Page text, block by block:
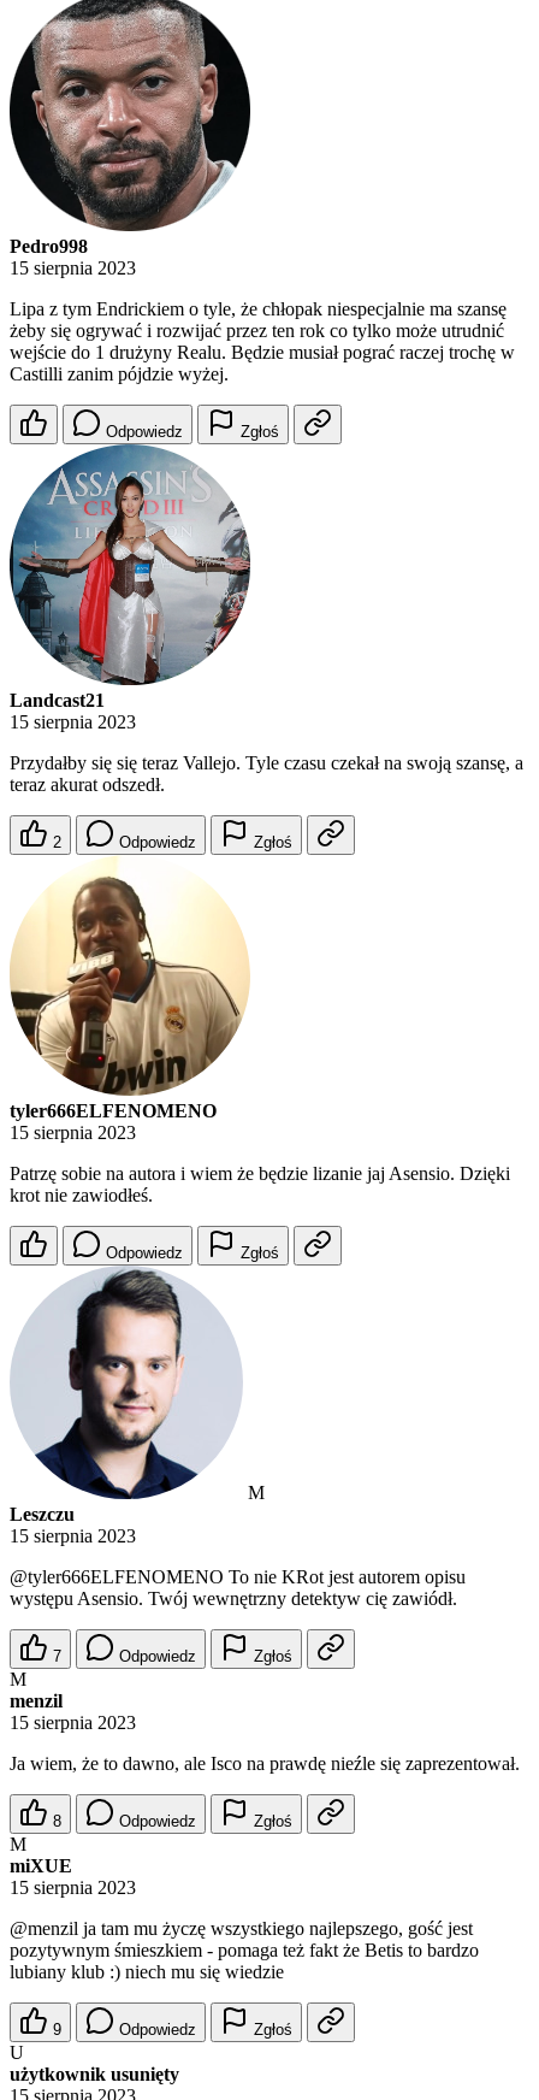
Pedro998
15 sierpnia 2023
Lipa z tym Endrickiem o tyle, że chłopak niespecjalnie ma szansę
żeby się ogrywać i rozwijać przez ten rok co tylko może utrudnić
wejście do 1 drużyny Realu. Będzie musiał pograć raczej trochę w
Castilli zanim pójdzie wyżej.
Odpowiedz Zgłoś
Landcast21
15 sierpnia 2023
Przydałby się się teraz Vallejo. Tyle czasu czekał na swoją szansę, a
teraz akurat odszedł.
2 Odpowiedz Zgłoś
tyler666ELFENOMENO
15 sierpnia 2023
Patrzę sobie na autora i wiem że będzie lizanie jaj Asensio. Dzięki
krot nie zawiodłeś.
Odpowiedz Zgłoś
M
Leszczu
15 sierpnia 2023
@tyler666ELFENOMENO To nie KRot jest autorem opisu
występu Asensio. Twój wewnętrzny detektyw cię zawiódł.
7 Odpowiedz Zgłoś
M
menzil
15 sierpnia 2023
Ja wiem, że to dawno, ale Isco na prawdę nieźle się zaprezentował.
8 Odpowiedz Zgłoś
M
miXUE
15 sierpnia 2023
@menzil ja tam mu życzę wszystkiego najlepszego, gość jest
pozytywnym śmieszkiem - pomaga też fakt że Betis to bardzo
lubiany klub :) niech mu się wiedzie
9 Odpowiedz Zgłoś
U
użytkownik usunięty
15 sierpnia 2023